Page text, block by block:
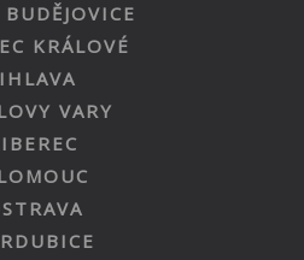
BUDĚJOVICE
KRÁLOVÉ
VARY